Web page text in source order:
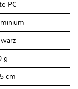
PC
g
cm